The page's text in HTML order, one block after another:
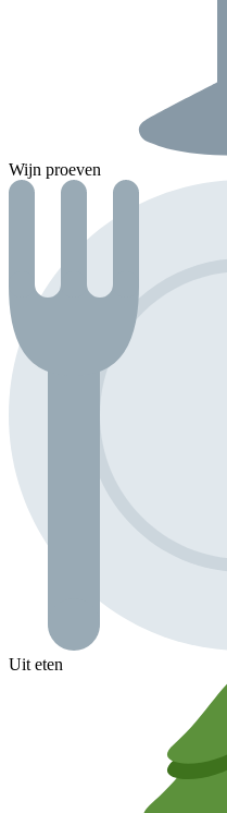
Wijn proeven
Uit eten